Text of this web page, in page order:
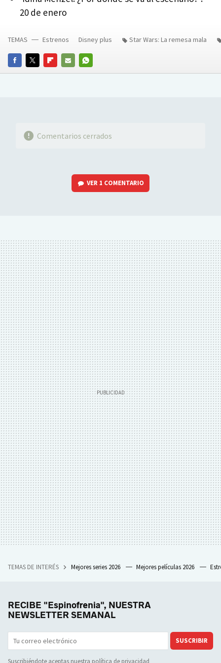
20 de enero
FACEBOOKTWITTERFLIPBOARD
E-
WHATSAPP
TEMAS Estrenos Disney plus Star Wars: La remesa mala
Comentarios cerrados
VER 1 COMENTARIO
TEMAS DE INTERÉS Mejores series 2026 Mejores películas 2026
RECIBE "Espinofrenia", NUESTRA
NEWSLETTER SEMANAL
SUSCRIBIR